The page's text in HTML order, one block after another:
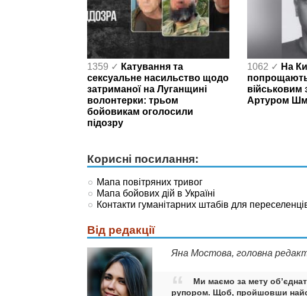
1359 ✓ Катування та
сексуальне насильство щодо
затриманої на Луганщині
волонтерки: трьом
бойовикам оголосили
підозру
1062 ✓ На
військовим
Артуром
Корисні посилання:
Мапа повітряних тривог
Мапа бойових дій в Україні
Контакти гуманітарних штабів для
Від редакції
Яна Мостова, головна
Ми маємо за мету
рупором. Щоб, пройшовши